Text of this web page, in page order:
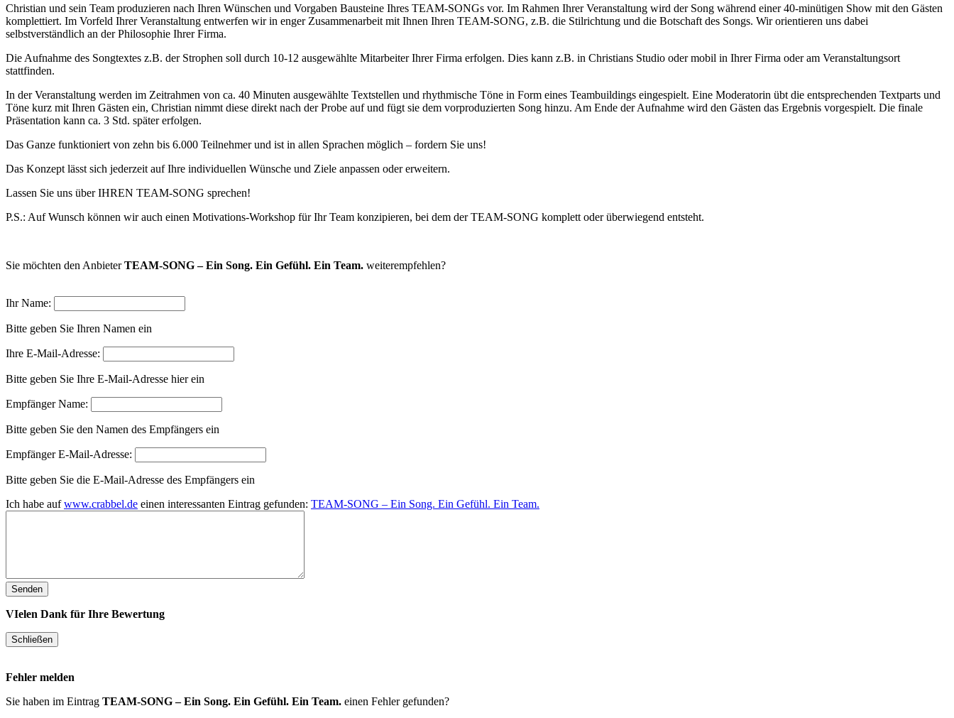
Christian und sein Team produzieren nach Ihren Wünschen und Vorgaben Bausteine Ihres TEAM-SONGs vor. Im Rahmen Ihrer Veranstaltung wird der Song während einer 40-minütigen Show mit den Gästen
komplettiert. Im Vorfeld Ihrer Veranstaltung entwerfen wir in enger Zusammenarbeit mit Ihnen Ihren TEAM-SONG, z.B. die Stilrichtung und die Botschaft des Songs. Wir orientieren uns dabei
selbstverständlich an der Philosophie Ihrer Firma.
Die Aufnahme des Songtextes z.B. der Strophen soll durch 10-12 ausgewählte Mitarbeiter Ihrer Firma erfolgen. Dies kann z.B. in Christians Studio oder mobil in Ihrer Firma oder am Veranstaltungsort
stattfinden.
In der Veranstaltung werden im Zeitrahmen von ca. 40 Minuten ausgewählte Textstellen und rhythmische Töne in Form eines Teambuildings eingespielt. Eine Moderatorin übt die entsprechenden Textparts und
Töne kurz mit Ihren Gästen ein, Christian nimmt diese direkt nach der Probe auf und fügt sie dem vorproduzierten Song hinzu. Am Ende der Aufnahme wird den Gästen das Ergebnis vorgespielt. Die finale
Präsentation kann ca. 3 Std. später erfolgen.
Das Ganze funktioniert von zehn bis 6.000 Teilnehmer und ist in allen Sprachen möglich – fordern Sie uns!
Das Konzept lässt sich jederzeit auf Ihre individuellen Wünsche und Ziele anpassen oder erweitern.
Lassen Sie uns über IHREN TEAM-SONG sprechen!
P.S.: Auf Wunsch können wir auch einen Motivations-Workshop für Ihr Team konzipieren, bei dem der TEAM-SONG komplett oder überwiegend entsteht.
Sie möchten den AnbieterTEAM-SONG – Ein Song. Ein Gefühl. Ein Team. weiterempfehlen?
Ihr Name:
Bitte geben Sie Ihren Namen ein
Ihre E-Mail-Adresse:
Bitte geben Sie Ihre E-Mail-Adresse hier ein
Empfänger Name:
Bitte geben Sie den Namen des Empfängers ein
Empfänger E-Mail-Adresse:
Bitte geben Sie die E-Mail-Adresse des Empfängers ein
Ich habe aufwww.crabbel.de einen interessanten Eintrag gefunden: TEAM-SONG – Ein Song. Ein Gefühl. Ein Team.
VIelen Dank für Ihre Bewertung
Fehler melden
Sie haben im Eintrag TEAM-SONG – Ein Song. Ein Gefühl. Ein Team. einen Fehler gefunden?